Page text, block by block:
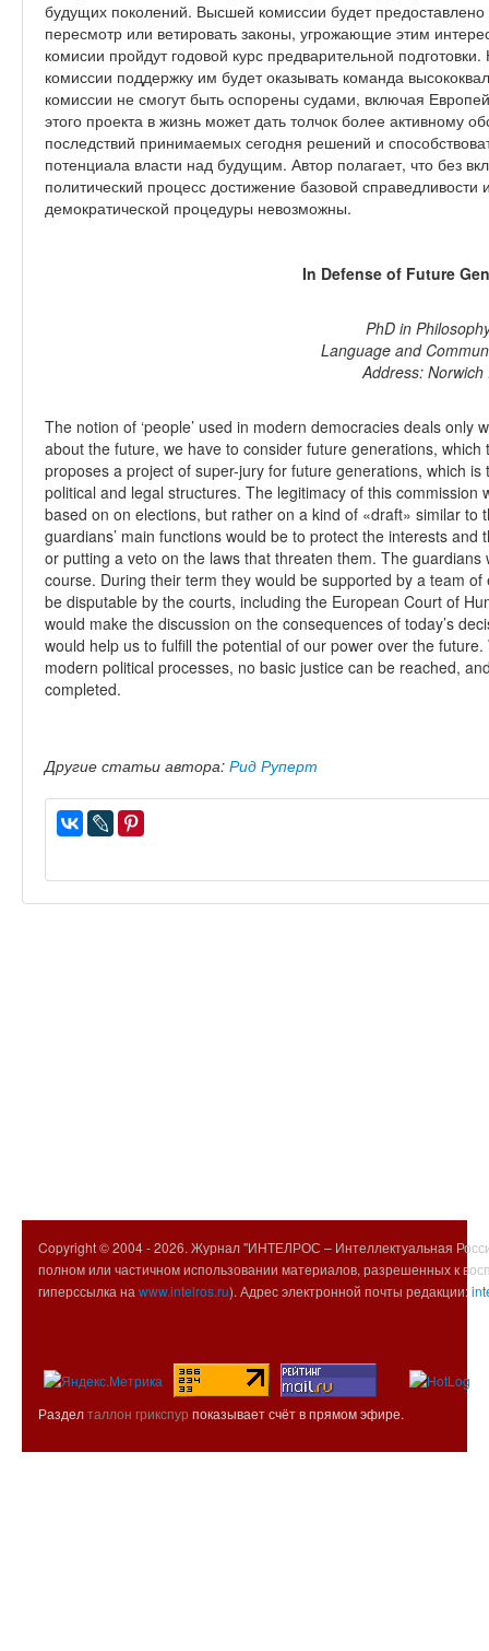
будущих поколений. Высшей комиссии будет
пересмотр или ветировать законы, угрожающие этим
комисии пройдут годовой курс предварительной
комиссии поддержку им будет оказывать команда
комиссии не смогут быть оспорены судами, включая
этого проекта в жизнь может дать толчок более активному
последствий принимаемых сегодня решений и
потенциала власти над будущим. Автор полагает, что без
политический процесс достижение базовой
демократической процедуры невозможны.
In Defense of Future
PhD in
Language and
Address:
The notion of ‘people’ used in modern democracies deals only
about the future, we have to consider future generations,
proposes a project of super-jury for future generations, which
political and legal structures. The legitimacy of this
based on on elections, but rather on a kind of «draft» similar to
guardians’ main functions would be to protect the interests
or putting a veto on the laws that threaten them. The
course. During their term they would be supported by a team
be disputable by the courts, including the European Court of
would make the discussion on the consequences of today’s
would help us to fulfill the potential of our power over the
modern political processes, no basic justice can be reached,
completed.
Другие статьи автора: Рид Руперт
Copyright © 2004 -2026. Журнал "ИНТЕЛРОС – Интеллектуальная
полном или частичном использовании материалов, разрешенных к
гиперссылка на www.intelros.ru). Адрес электронной почты редакции:
Разделталлон грикспур показывает счёт в прямом эфире.